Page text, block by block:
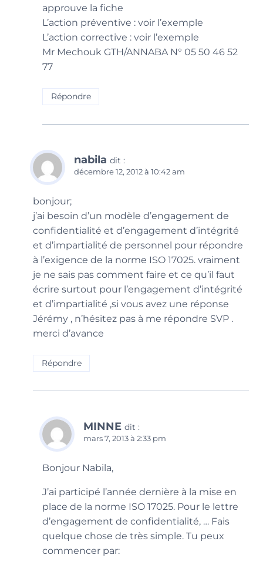
approuve la fiche
L’action préventive : voir l’exemple
L’action corrective : voir l’exemple
Mr Mechouk GTH/ANNABA N° 05 50 46 52
77
Répondre
nabila dit :
décembre 12, 2012 à 10:42 am
bonjour;
j’ai besoin d’un modèle d’engagement de
confidentialité et d’engagement d’intégrité
et d’impartialité de personnel pour répondre
à l’exigence de la norme ISO 17025. vraiment
je ne sais pas comment faire et ce qu’il faut
écrire surtout pour l’engagement d’intégrité
et d’impartialité ,si vous avez une réponse
Jérémy , n’hésitez pas à me répondre SVP .
merci d’avance
Répondre
MINNE dit :
mars 7, 2013 à 2:33 pm
Bonjour Nabila,
J’ai participé l’année dernière à la mise en
place de la norme ISO 17025. Pour le lettre
d’engagement de confidentialité, … Fais
quelque chose de très simple. Tu peux
commencer par: